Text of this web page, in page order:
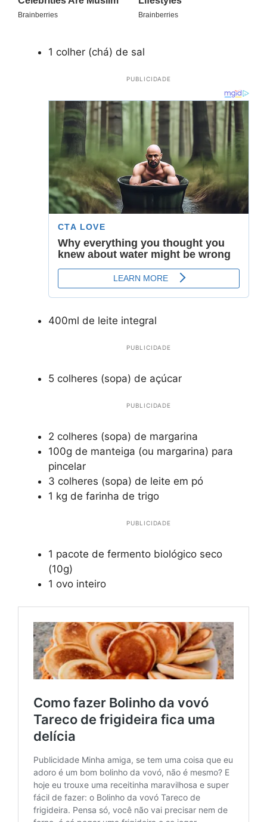
1 colher (chá) de sal
PUBLICIDADE
400ml de leite integral
PUBLICIDADE
5 colheres (sopa) de açúcar
PUBLICIDADE
2 colheres (sopa) de margarina
100g de manteiga (ou margarina) para
pincelar
3 colheres (sopa) de leite em pó
1 kg de farinha de trigo
PUBLICIDADE
1 pacote de fermento biológico seco
(10g)
1 ovo inteiro